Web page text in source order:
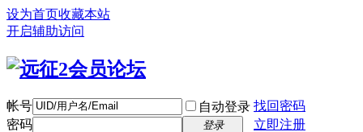
设为首页收藏本站
开启辅助访问
帐号 自动登录 找回密码
密码
登录 立即注册